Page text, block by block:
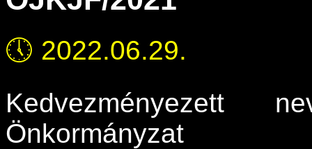
🕔 2022.06.29.
Kedvezményezett
Önkormányzat